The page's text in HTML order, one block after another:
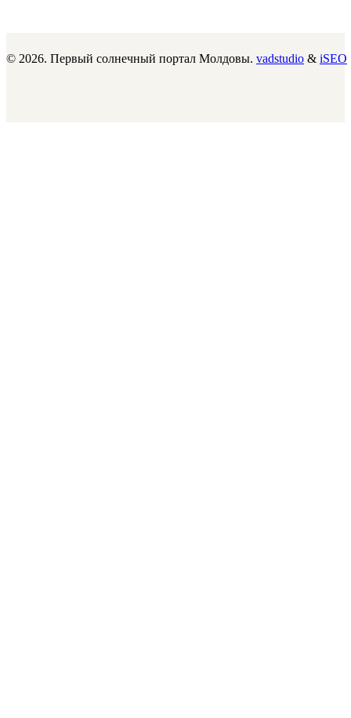
© 2026. Первый солнечный портал Молдовы. vadstudio & iSEO